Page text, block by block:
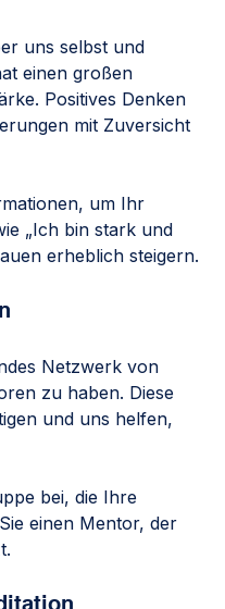
uns selbst und
einen großen
Positives Denken
mit Zuversicht
um Ihr
„Ich bin stark und
erheblich steigern.
Netzwerk von
zu haben. Diese
und uns helfen,
bei, die Ihre
einen Mentor, der